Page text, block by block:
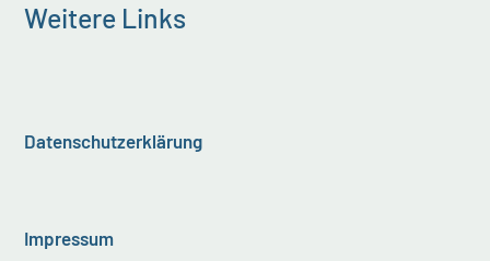
Weitere Links
Datenschutzerklärung
Impressum